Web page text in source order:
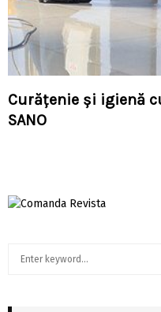
Curățenie și igienă
SANO